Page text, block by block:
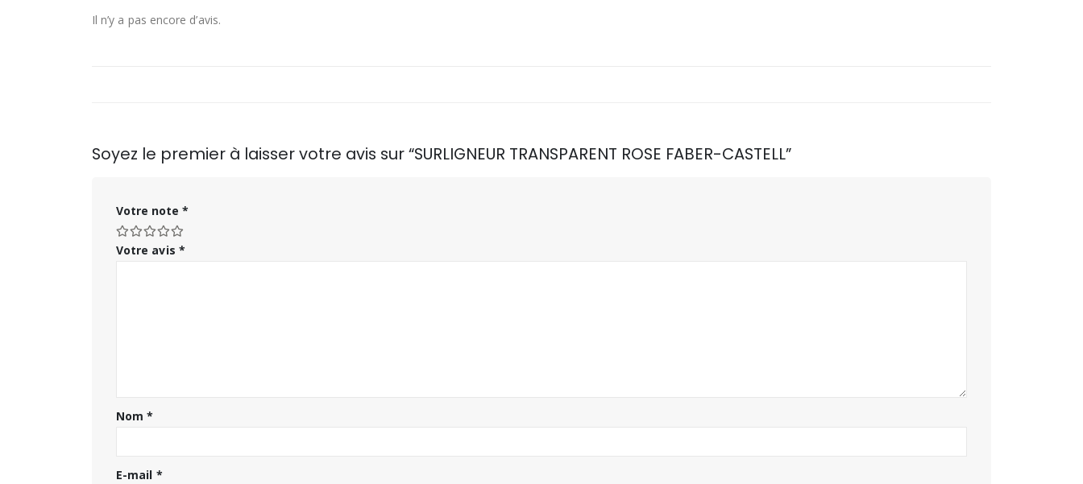
Il n’y a pas encore d’avis.
Soyez le premier à laisser votre avis sur “SURLIGNEUR TRANSPARENT ROSE FABER-CASTELL”
Votre note *
Votre avis *
Nom*
E-mail *